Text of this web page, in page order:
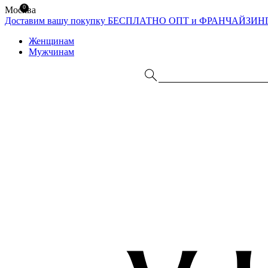
Москва
Доставим вашу покупку БЕСПЛАТНО ОПТ и
Женщинам
Мужчинам
0